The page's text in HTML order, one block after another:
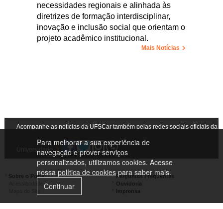
Para melhorar a sua experiência de
navegação e prover serviços
personalizados, utilizamos cookies. Acesse
nossa política de cookiespara saber mais.
Continuar
necessidades regionais e alinhada às
diretrizes de formação interdisciplinar,
inovação e inclusão social que orientam o
projeto acadêmico institucional.
Mais Notícias
Acompanhe as notícias da UFSCar também pelas redes sociais oficiais da
Universidade
Sobre o Portal
Perguntas Frequentes
Ouvidoria
Imprensa